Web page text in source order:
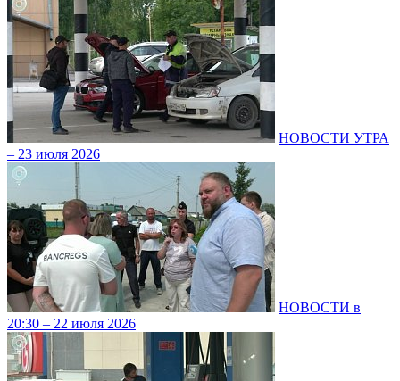
НОВОСТИ УТРА
– 23 июля 2026
НОВОСТИ в
20:30 – 22 июля 2026